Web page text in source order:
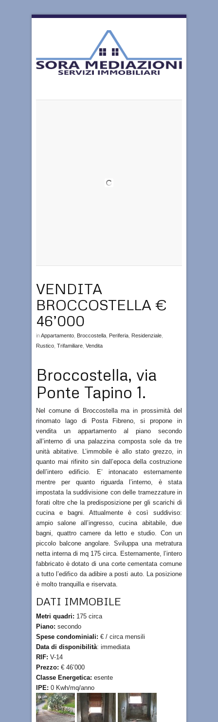
VENDITA
BROCCOSTELLA €
46’000
inAppartamento Broccostella Periferia Residenziale
Rustico Trifamiliare Vendita
Broccostella, via
Ponte Tapino 1.
Nel comune di Broccostella ma in prossimità del
rinomato lago di Posta Fibreno, si propone in
vendita un appartamento al piano secondo
all’interno di una palazzina composta sole da tre
unità abitative. L’immobile è allo stato grezzo, in
quanto mai rifinito sin dall’epoca della costruzione
dell’intero edificio. E’ intonacato esternamente
mentre per quanto riguarda l’interno, è stata
impostata la suddivisione con delle tramezzature in
forati oltre che la predisposizione per gli scarichi di
cucina e bagni. Attualmente è così suddiviso:
ampio salone all’ingresso, cucina abitabile, due
bagni, quattro camere da letto e studio. Con un
piccolo balcone angolare. Sviluppa una metratura
netta interna di mq 175 circa. Esternamente, l’intero
fabbricato è dotato di una corte cementata comune
a tutto l’edifico da adibire a posti auto. La posizione
è molto tranquilla e riservata.
DATI IMMOBILE
Metri quadri: 175 circa
Piano: secondo
Spese condominiali: € / circa mensili
Data di disponibilità: immediata
RIF: V-14
Prezzo: € 46’000
Classe Energetica: esente
IPE: 0 Kwh/mq/anno